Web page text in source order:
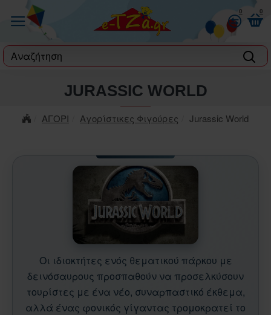
0 0
label
ΑΓΟΡΙ Αγορίστικες Φιγούρες Jurassic World
JURASSIC WORLD
Οι ιδιοκτήτες ενός θεματικού πάρκου με
δεινόσαυρους προσπαθούν να προσελκύσουν
τουρίστες με ένα νέο, συναρπαστικό έκθεμα,
αλλά ένας φονικός γίγαντας τρομοκρατεί το